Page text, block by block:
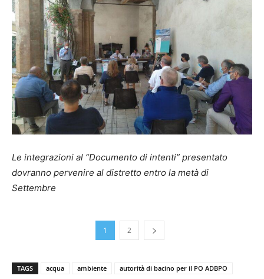
Le integrazioni al “Documento di intenti” presentato
dovranno pervenire al distretto entro la metà di
Settembre
1 2
TAGS acqua ambiente autorità di bacino per il PO ADBPO